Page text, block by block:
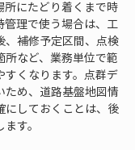
所にたどり着くまで時
管理で使う場合は、工
、補修予定区間、点検
など、業務単位で範
すくなります。点群デ
ため、道路基盤地図情
にしておくことは、後
す。